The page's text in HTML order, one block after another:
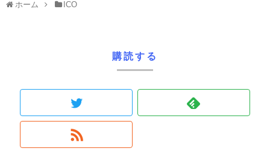
ホーム ICO
購読する